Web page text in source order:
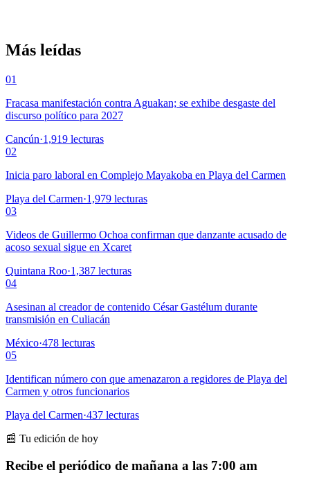
Más leídas
01
Fracasa manifestación contra Aguakan; se exhibe desgaste del
discurso político para 2027
Cancún·1,919 lecturas
02
Inicia paro laboral en Complejo Mayakoba en Playa del Carmen
Playa del Carmen·1,979 lecturas
03
Videos de Guillermo Ochoa confirman que danzante acusado de
acoso sexual sigue en Xcaret
Quintana Roo·1,387 lecturas
04
Asesinan al creador de contenido César Gastélum durante
transmisión en Culiacán
México·478 lecturas
05
Identifican número con que amenazaron a regidores de Playa del
Carmen y otros funcionarios
Playa del Carmen·437 lecturas
📰 Tu edición de hoy
Recibe el periódico de mañana a las 7:00 am